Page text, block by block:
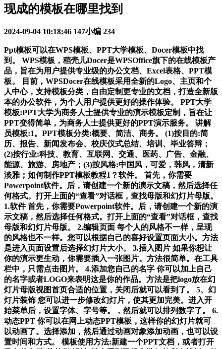
现成的模板在哪里找到
2024-09-04 10:18:46 147小编 234
Ppt模板可以在WPS模板、PPT大学模板、Docer模板中找
到。 WPS模板，稻壳儿Docer是WPSOffice旗下的在线模板产
品，旨在为用户提供专业级的办公文档、Excel表格、PPT模
板。 目前，WPSDocer在线模板采用全新的Logo、主页和个
人中心，支持模板分类，自由定制更专业的文档，打造全新版
本的办公软件，为个人用户提供更好的操作体验。 PPT大学
模板:PPT大学为商务人士提供专业的演示模板定制，旨在让
PPT变得简单，为商务人士提供更好的PPT演示服务。 讲解
员模板:1。PPT模板分类:概要、简洁、商务。 (1)按目的:简
历、报告、新闻发布会、校庆仪式总结、培训、毕业答辩；
(2)按行业:科技、教育、互联网、交通、医药、广告、金融、
能源、旅游、房地产；(3)按风格:中国风，可爱，韩风，清新
淡雅；如何制作PPT模板教程1？软件。 首先，你需要
Powerpoint软件。后，请创建一个新的演示文稿，然后选择任
何格式。打开上面的“查看”对话框，查找母版和幻灯片母版。
1.软件 首先，你需要Powerpoint软件。后，请创建一个新的演
示文稿，然后选择任何格式。打开上面的“查看”对话框，查找
母版和幻灯片母版。 2.编辑页面 每个人的风格不一样，呈现
的风格也不一样。您可以根据自己的喜好设置页面大小。方法
是进入页面设置后选择幻灯片大小。 3.插入图片 如果你想让
你的演示更生动，你需要插入一张图片。方法很简单。在工具
栏中，只需点击图片。 4.添加您自己的名字 你可以加上自己
的名字或者LOGO来表明这是你的作品。方法是把logo放在幻
灯片母版视图首页合适的位置，关闭后就可以看到了。 5、幻
灯片装饰 您可以进一步修改幻灯片，使其更加完美。进入开
始菜单后，设置字体、字号等。，然后就可以排列数字了。 6.
动态PPT 你可以在网上动态PPT模板，这样你的幻灯片就可
以动画了。选择添加，然后通过动画对象添加动画，也可以设
置时间和方式。 模板使用方法:新建一个PPT文档，或者打开